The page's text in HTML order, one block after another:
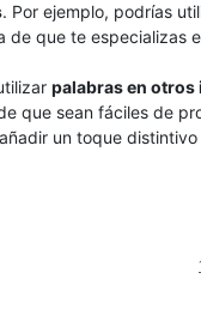
. Por ejemplo, podrías
de que te especializas
palabras en otros
que sean fáciles de
un toque